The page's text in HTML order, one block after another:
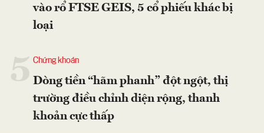
vào rổ FTSE GEIS, 5 cổ phiếu khác bị
loại
Chứng khoán
Dòng tiền “hãm phanh” đột ngột, thị
trường điều chỉnh diện rộng, thanh
khoản cực thấp